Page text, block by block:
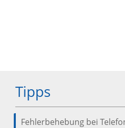
Tipps
Fehlerbehebung bei